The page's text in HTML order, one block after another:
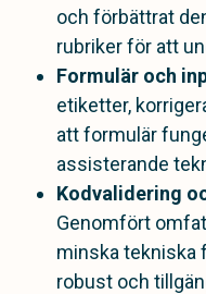
och förbättrat
rubriker för att
Formulär och
etiketter,
att formulär
assisterande
Kodvalidering
Genomfört
minska tekniska
robust och